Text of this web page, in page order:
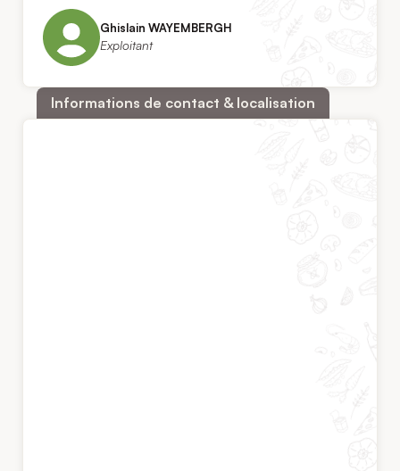
Ghislain WAYEMBERGH
Exploitant
Informations de contact & localisation